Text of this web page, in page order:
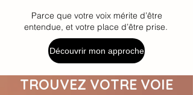
Parce que votre voix mérite d’être
entendue, et votre place d’être prise.
Découvrir mon approche
TROUVEZ VOTRE VOIE